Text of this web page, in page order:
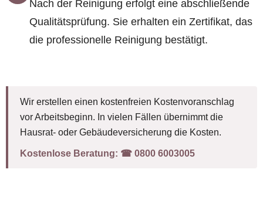
Nach der Reinigung erfolgt eine abschließende
Qualitätsprüfung. Sie erhalten ein Zertifikat, das
die professionelle Reinigung bestätigt.
Wir erstellen einen kostenfreien Kostenvoranschlag
vor Arbeitsbeginn. In vielen Fällen übernimmt die
Hausrat- oder Gebäudeversicherung die Kosten.
Kostenlose Beratung: ☎︎ 0800 6003005